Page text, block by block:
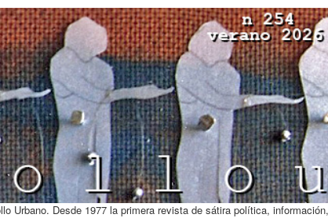
Urbano. Desde 1977 la primera revista de sátira política,